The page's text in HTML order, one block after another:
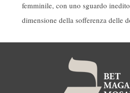
femminile, con uno sguardo
dimensione della sofferenza delle